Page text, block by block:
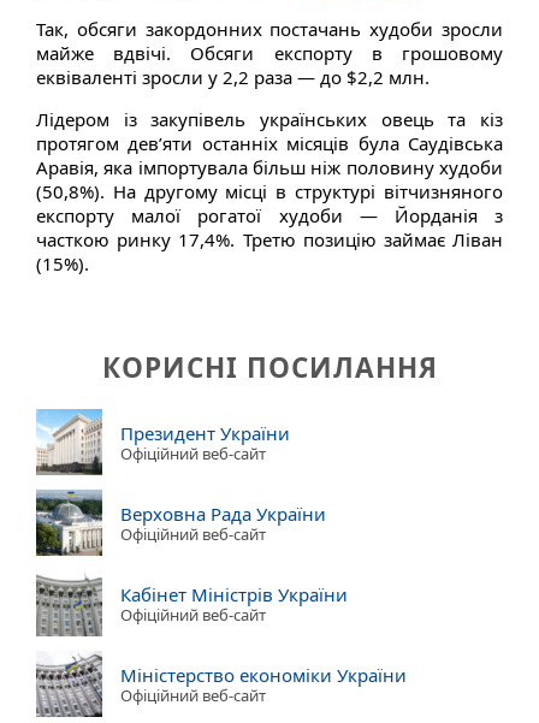
Так, обсяги закордонних постачань худоби зросли
майже вдвічі. Обсяги експорту в грошовому
еквіваленті зросли у 2,2 раза — до $2,2 млн.
Лідером із закупівель українських овець та кіз
протягом дев’яти останніх місяців була Саудівська
Аравія, яка імпортувала більш ніж половину худоби
(50,8%). На другому місці в структурі вітчизняного
експорту малої рогатої худоби — Йорданія з
часткою ринку 17,4%. Третю позицію займає Ліван
(15%).
КОРИСНІ ПОСИЛАННЯ
Президент України
Офіційний веб-сайт
Верховна Рада України
Офіційний веб-сайт
Кабінет Міністрів України
Офіційний веб-сайт
Міністерство економіки України
Офіційний веб-сайт